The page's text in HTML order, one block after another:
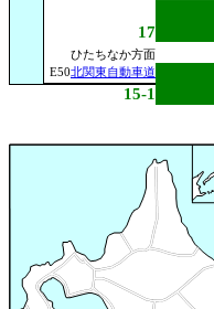
17
ひたちなか方面
E50北関東自動車道
15-1